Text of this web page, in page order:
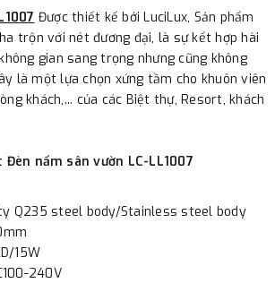
Được thiết kế bởi LuciLux, Sản phẩm
trộn với nét đương đại, là sự kết hợp hài
gian sang trọng nhưng cũng không
là một lựa chọn xứng tầm cho khuôn viên
khách,... của các Biệt thự, Resort, khách
nấm sân vườn LC-LL1007
Q235 steel body/Stainless steel body
15W
240V